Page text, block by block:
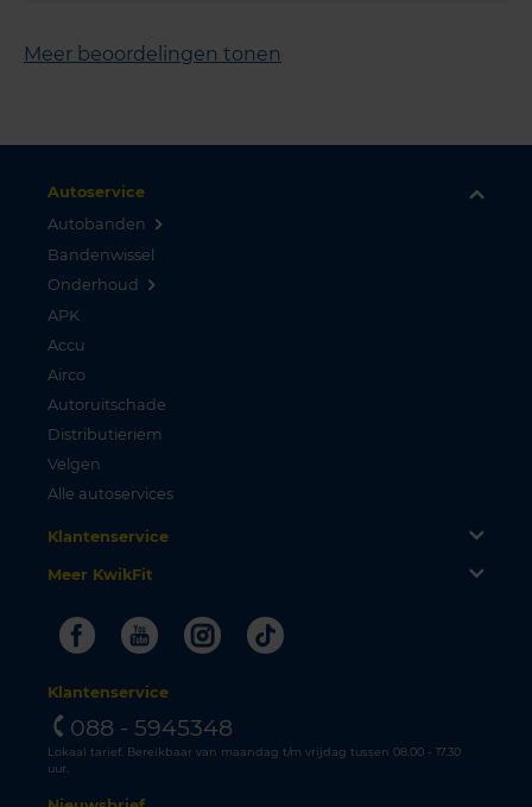
Meer beoordelingen tonen
Autoservice
Autobanden
Bandenwissel
Onderhoud
APK
Accu
Airco
Autoruitschade
Distributieriem
Velgen
Alle autoservices
Klantenservice
Meer KwikFit
FacebookYoutubeInstagram
Tiktok
Klantenservice
088 - 5945348
Lokaal tarief. Bereikbaar van maandag t/m vrijdag tussen 08.00 - 17.30
uur.